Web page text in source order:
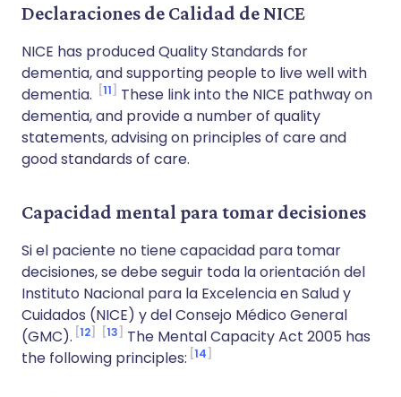
Declaraciones de Calidad de NICE
NICE has produced Quality Standards for
dementia, and supporting people to live well with
dementia.
11
These link into the NICE pathway on
dementia, and provide a number of quality
statements, advising on principles of care and
good standards of care.
Capacidad mental para tomar decisiones
Si el paciente no tiene capacidad para tomar
decisiones, se debe seguir toda la orientación del
Instituto Nacional para la Excelencia en Salud y
Cuidados (NICE) y del Consejo Médico General
(GMC). 12 13
The Mental Capacity Act 2005 has
the following principles: 14